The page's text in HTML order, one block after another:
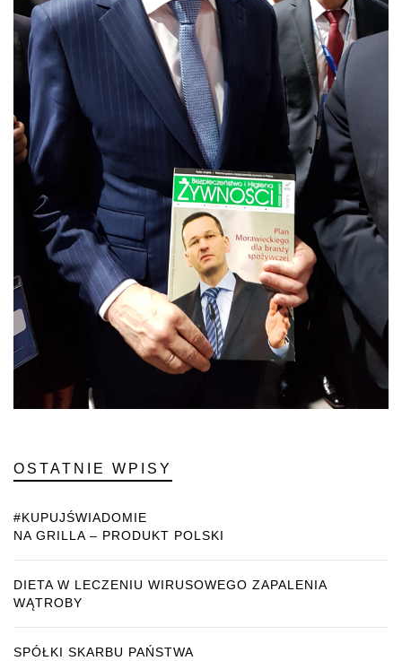
OSTATNIE WPISY
#KUPUJŚWIADOMIE
NA GRILLA – PRODUKT POLSKI
DIETA W LECZENIU WIRUSOWEGO ZAPALENIA
WĄTROBY
SPÓŁKI SKARBU PAŃSTWA